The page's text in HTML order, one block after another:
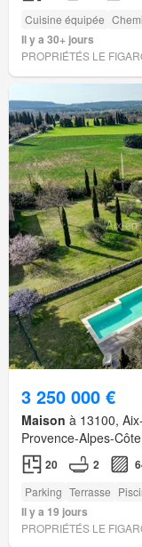
Cuisine équipée
Il y a 30+ jours
PROPRIÉTÉS LE
3 250 000 €
Maison à 13100,
Provence-Alpes-
20 2
Parking Terrasse
Il y a 19 jours